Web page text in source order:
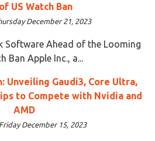
US Watch Ban
December 21, 2023
Software Ahead of the Looming
Ban Apple Inc., a...
Unveiling Gaudi3, Core Ultra,
to Compete with Nvidia and
AMD
December 15, 2023